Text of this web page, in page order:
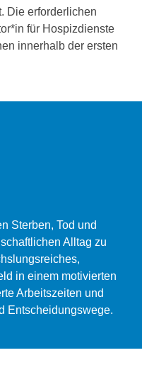
Die erforderlichen
für Hospizdienste
innerhalb der ersten
Sterben, Tod und
Alltag zu
in einem motivierten
Arbeitszeiten und
Entscheidungswege.